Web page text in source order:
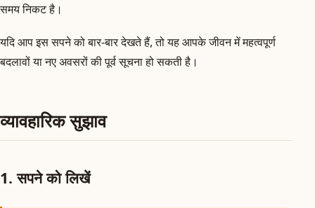
समय निकट है।
यदि आप इस सपने को बार-बार देखते हैं, तो यह आपके जीवन में महत्वपूर्ण
बदलावों या नए अवसरों की पूर्व सूचना हो सकती है।
व्यावहारिक सुझाव
1. सपने को लिखें